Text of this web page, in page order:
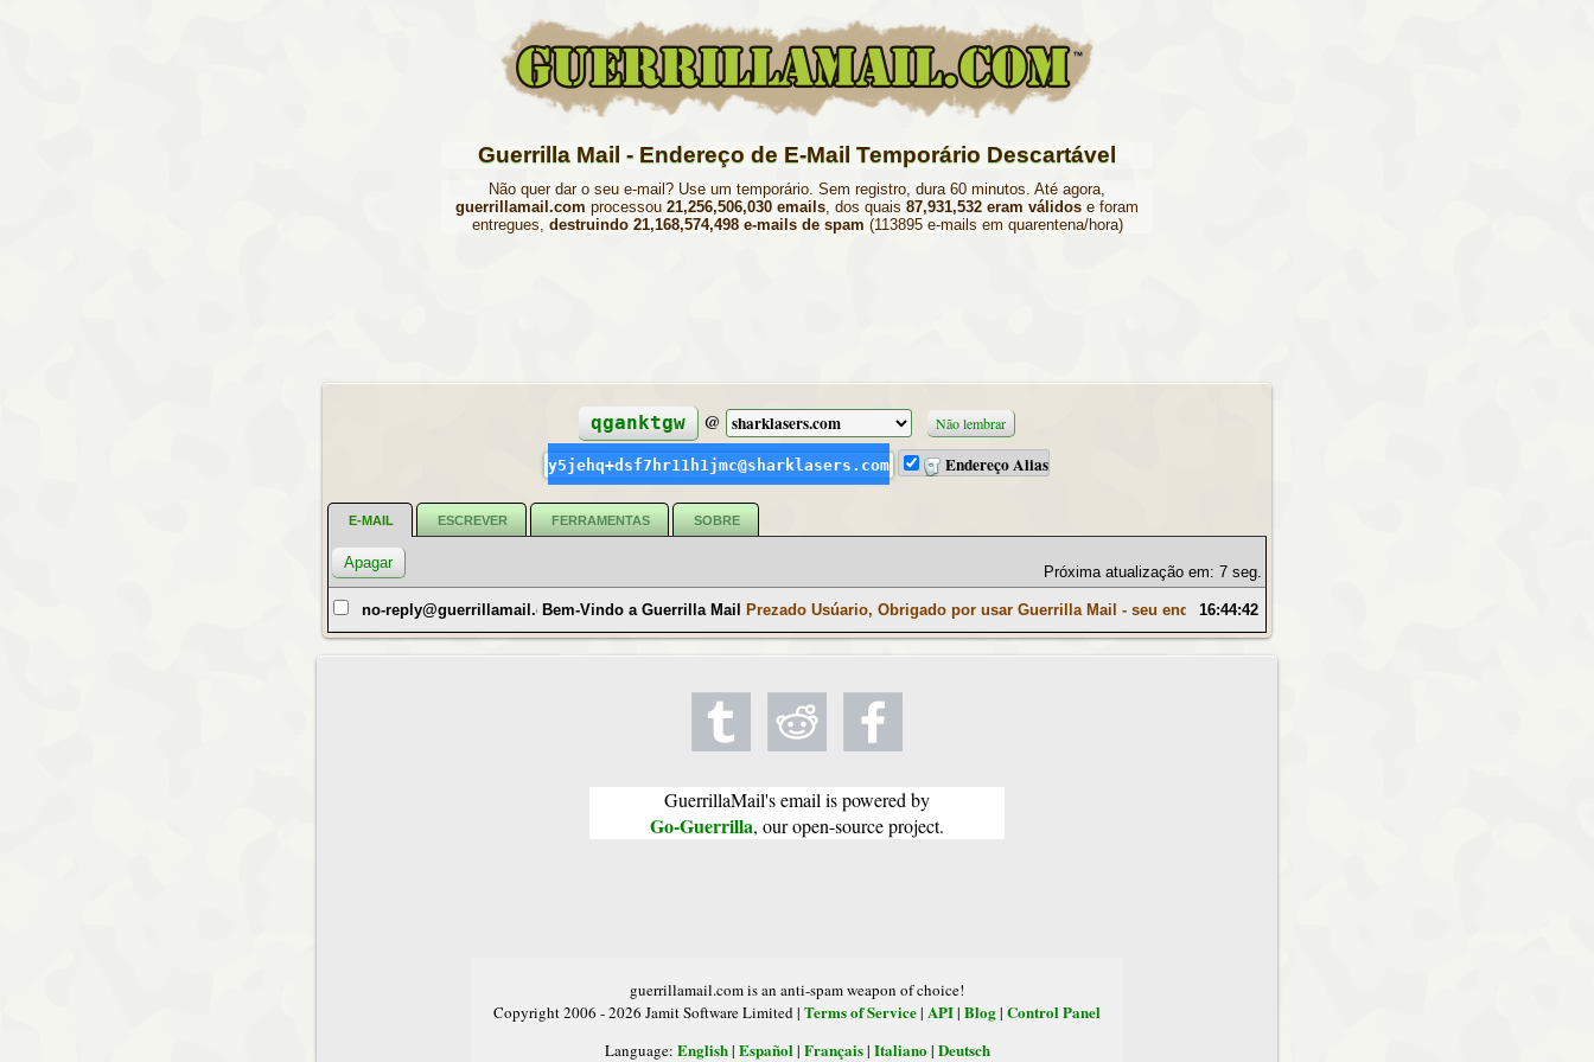
Guerrilla Mail - Endereço de E-Mail Temporário Descartável
Não quer dar o seu e-mail? Use um temporário. Sem registro, dura 60 minutos. Até agora,
guerrillamail.com processou 21,256,506,030 emails, dos quais 87,931,532 eram válidos e foram
entregues, destruindo 21,168,574,498 e-mails de spam (113895 e-mails em quarentena/hora)
qganktgw @ Não lembrar
y5jehq+dsf7hr11h1jmc@sharklasers.com Endereço Alias
E-MAIL ESCREVER FERRAMENTAS SOBRE
Próxima atualização em: 6 seg.
no-reply@guerrillamail.comBem-Vindo a Guerrilla Mail Prezado Usúario, Obrigado por usar Guerrilla Mail - seu endereço de e-mail temporário amigo e aliado de luta
16:44:42
GuerrillaMail's email is powered by
Go-Guerrilla, our open-source project.
guerrillamail.com is an anti-spam weapon of choice!
Copyright 2006 - 2026 Jamit Software Limited | Terms of Service| API| Blog| Control Panel
Language: English| Español| Français| Italiano | Deutsch